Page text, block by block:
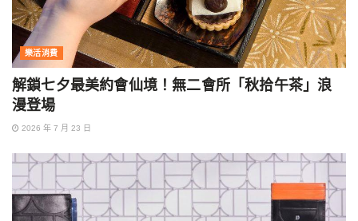
樂活消費
解鎖七夕最美約會仙境！無二會所「秋拾午茶」浪
漫登場
2026 年 7 月 23 日